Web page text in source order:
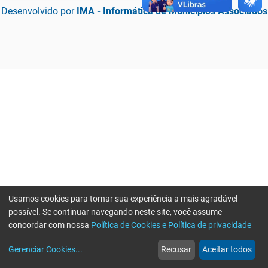
Desenvolvido por IMA - Informática de Municípios Associados
web
Notícias
more_horiz
Mais
Usamos cookies para tornar sua experiência a mais agradável
possível. Se continuar navegando neste site, você assume
concordar com nossa Política de Cookies e Política de privacidade
Gerenciar Cookies... Recusar Aceitar todos
Erro ao enviar informações, por favor tente novamente